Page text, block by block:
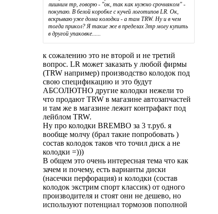
лишним тр, говорю - "ок, так как нужно срочняком" -
покупаю. В белой коробке с кучей логотипов LR. Ок,
вскрываю уже дома колодки - а там TRW. Ну и в чем
тогда прикол? Я такие же в пределах 3тр могу купить
в другой упаковке......
к сожалению это не второй и не третий
вопрос. LR может заказать у любой фирмы
(TRW например) производство колодок под
свою спецификацию и это будут
АБСОЛЮТНО другие колодки нежели то
что продают TRW в магазине автозапчастей
и там же в магазине лежит контрафакт под
лейблом TRW.
Ну про колодки BREMBO за 3 т.руб. я
вообще молчу (брал такие попробовать )
состав колодок таков что точил диск а не
колодки =)))
В общем это очень интересная тема что как
зачем и почему, есть варианты диски
(насечки перфорация) и колодки (состав
колодок экстрим спорт классик) от одного
производителя и стоят они не дешево, но
используют потенциал тормозов пополной